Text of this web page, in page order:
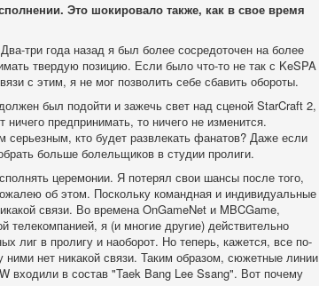
Это шокировало также, как в свое время
три года назад я был более сосредоточен на более
твердую позицию. Если было что-то не так с KeSPA
с этим, я не мог позволить себе сбавить обороты.
был подойти и зажечь свет над сценой StarCraft 2,
предпринимать, то ничего не изменится.
кто будет развлекать фанатов? Даже если
больше болельщиков в студии пролиги.
церемонии. Я потерял свои шансы после того,
об этом. Поскольку командная и индивидуальные
связи. Во времена OnGameNet и MBCGame,
телекомпанией, я (и многие другие) действительно
лиг в пролигу и наоборот. Но теперь, кажется, все по-
нет никакой связи. Таким образом, сюжетные линии
входили в состав "Taek Bang Lee Ssang". Вот почему